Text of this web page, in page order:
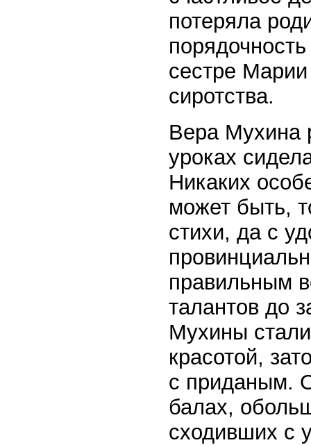
потеряла
сестре Марии
сиротства.
Вера Мухина
уроках
Никаких
может быть,
стихи, да с
правильным
талантов до
Мухины
красотой,
с приданым.
балах,
сходивших с